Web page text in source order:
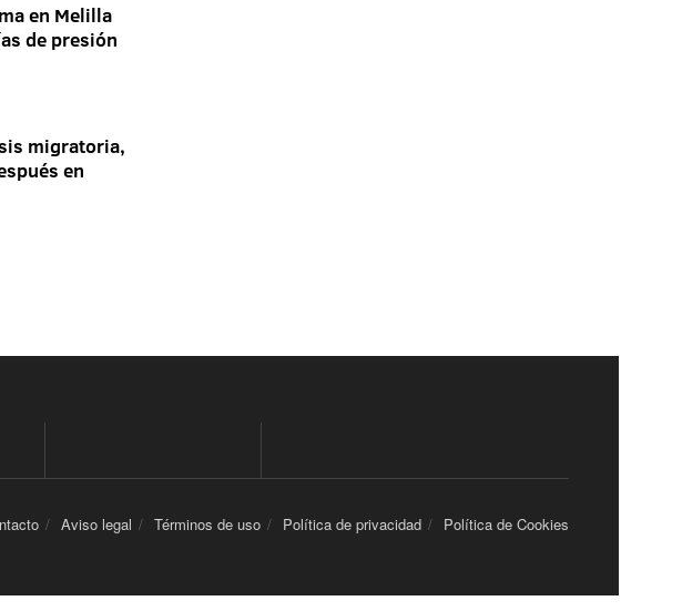
en Melilla
de presión
migratoria,
en
Aviso legal Términos de uso Política de privacidad Política de Cookies